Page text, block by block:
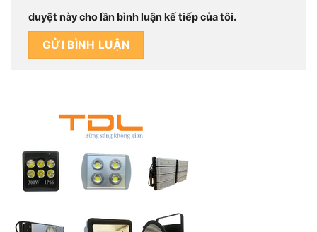
duyệt này cho lần bình luận kế tiếp của tôi.